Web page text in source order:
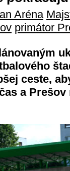
Aréna
primátor
ceste,
a Prešov